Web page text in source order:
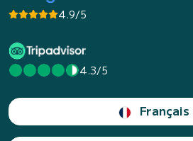
4.9/5
4.3/5
Français